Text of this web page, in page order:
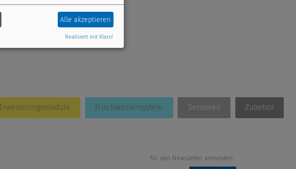
Erweiterungsmodule Frischwassersystem Sensoren Zubehör
für den Newsletter anmelden:
Alle akzeptieren
Realisiert mit Klaro!